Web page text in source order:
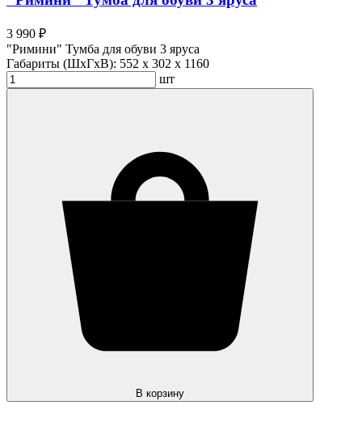
3 990 ₽
"Римини" Тумба для обуви 3 яруса
Габариты (ШхГхВ): 552 x 302 x 1160
шт
В корзину